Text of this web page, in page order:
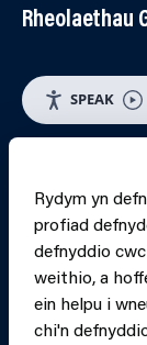
Rheolaethau
SPEAK
Rydym yn
profiad
defnyddio
weithio, a
ein helpu i
chi'n